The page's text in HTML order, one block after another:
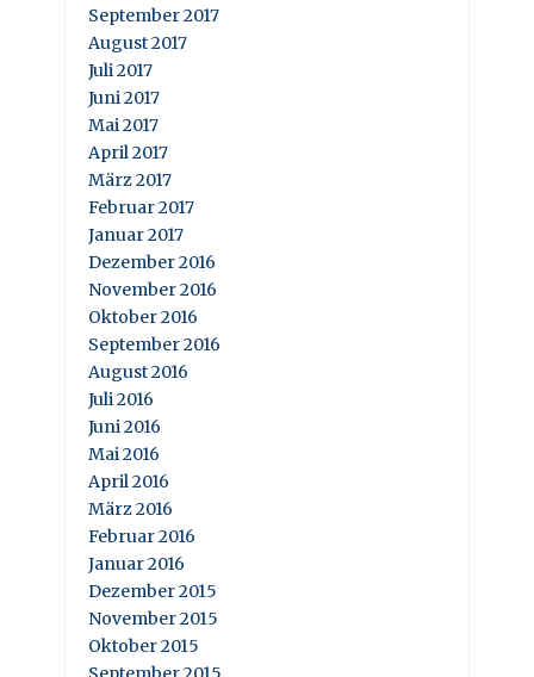
September 2017
August 2017
Juli 2017
Juni 2017
Mai 2017
April 2017
März 2017
Februar 2017
Januar 2017
Dezember 2016
November 2016
Oktober 2016
September 2016
August 2016
Juli 2016
Juni 2016
Mai 2016
April 2016
März 2016
Februar 2016
Januar 2016
Dezember 2015
November 2015
Oktober 2015